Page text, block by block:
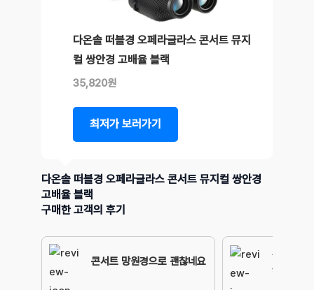
다온솔 떠블경 오페라글라스 콘서트 뮤지
컬 쌍안경 고배율 블랙
35,820원
최저가 보러가기
다온솔 떠블경 오페라글라스 콘서트 뮤지컬 쌍안경
고배율 블랙
구매한 고객의 후기
콘서트 망원경으로 괜찮네요
가성비 훌
해요